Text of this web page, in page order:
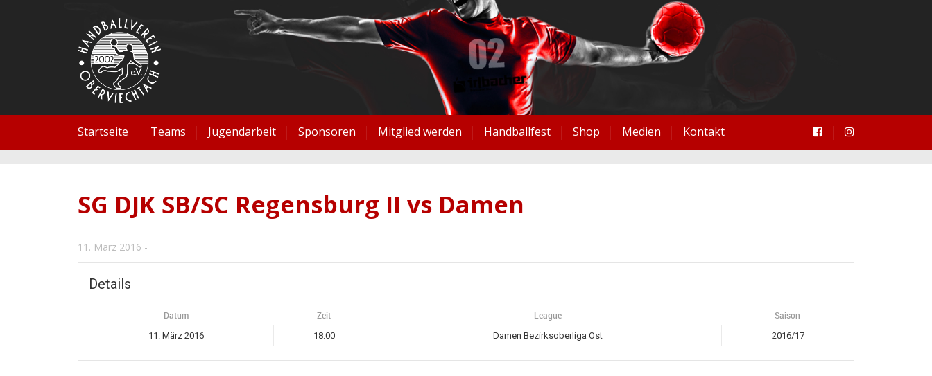
Startseite Teams Jugendarbeit Sponsoren Mitglied werden Handballfest Shop Medien Kontakt
SG DJK SB/SC Regensburg II vs Damen
11. März 2016
Details
Datum Zeit League Saison
11. März 2016 18:00 Damen Bezirksoberliga Ost 2016/17